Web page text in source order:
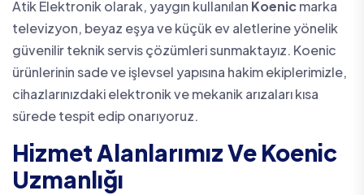
Atik Elektronik olarak, yaygın kullanılan Koenicmarka
televizyon, beyaz eşya ve küçük ev aletlerine yönelik
güvenilir teknik servis çözümleri sunmaktayız. Koenic
ürünlerinin sade ve işlevsel yapısına hakim ekiplerimizle,
cihazlarınızdaki elektronik ve mekanik arızaları kısa
sürede tespit edip onarıyoruz.
Hizmet Alanlarımız Ve Koenic
Uzmanlığı